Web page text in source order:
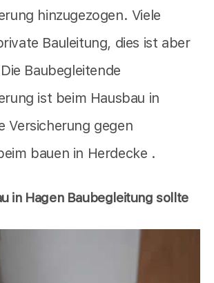
hinzugezogen. Viele
Bauleitung, dies ist aber
Baubegleitende
ist beim Hausbau in
Versicherung gegen
bauen in Herdecke .
in Hagen Baubegleitung sollte